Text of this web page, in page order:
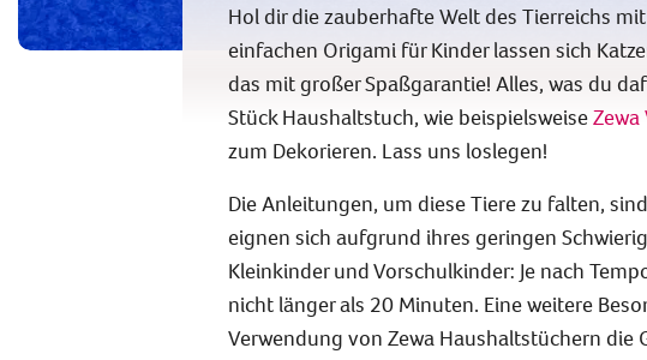
Hol dir die zauberhafte Welt des Tierreichs
einfachen Origami für Kinder lassen sich
das mit großer Spaßgarantie! Alles, was du
Stück Haushaltstuch, wie beispielsweise
zum Dekorieren. Lass uns loslegen!
Die Anleitungen, um diese Tiere zu falten,
eignen sich aufgrund ihres geringen
Kleinkinder und Vorschulkinder: Je nach
nicht länger als 20 Minuten. Eine weitere
Verwendung von Zewa Haushaltstüchern die